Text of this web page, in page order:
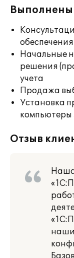
Начальные
решения
учета
Продажа
Установка
компьютеры
Отзыв
Наша